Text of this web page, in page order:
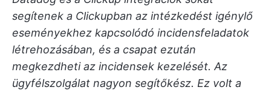
segítenek a Clickupban az intézkedést igénylő
eseményekhez kapcsolódó incidensfeladatok
létrehozásában, és a csapat ezután
megkezdheti az incidensek kezelését. Az
ügyfélszolgálat nagyon segítőkész. Ez volt a